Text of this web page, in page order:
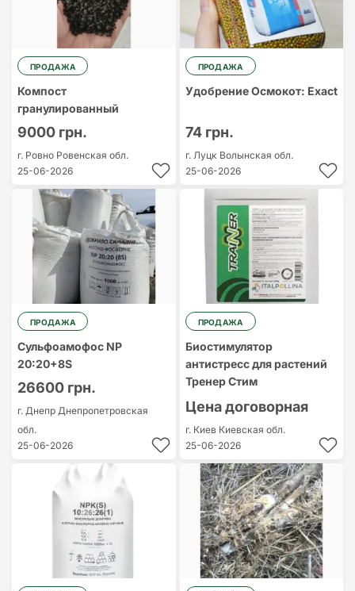
ПРОДАЖА
Компост
гранулированный
9000 грн.
г. Ровно Ровенская обл.
25-06-2026
ПРОДАЖА
Удобрение Осмокот: Exact
74 грн.
г. Луцк Волынская обл.
25-06-2026
ПРОДАЖА
Сульфоамофос NP
20:20+8S
26600 грн.
г. Днепр Днепропетровская
обл.
25-06-2026
ПРОДАЖА
Биостимулятор
антистресс для растений
Тренер Стим
Цена договорная
г. Киев Киевская обл.
25-06-2026